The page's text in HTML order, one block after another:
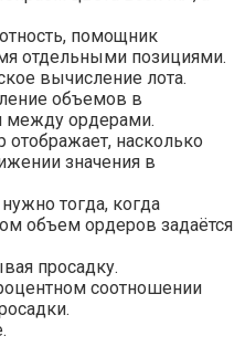
помощник
отдельными позициями.
вычисление лота.
объемов в
между ордерами.
отображает, насколько
значения в
тогда, когда
объем ордеров задаётся
просадку.
соотношении